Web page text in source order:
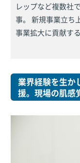
レップなど複数社
事。 新規事業立ち
事業拡大に貢献す
業界経験を生か
援。現場の肌感